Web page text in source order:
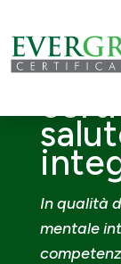
In qualità
mentale